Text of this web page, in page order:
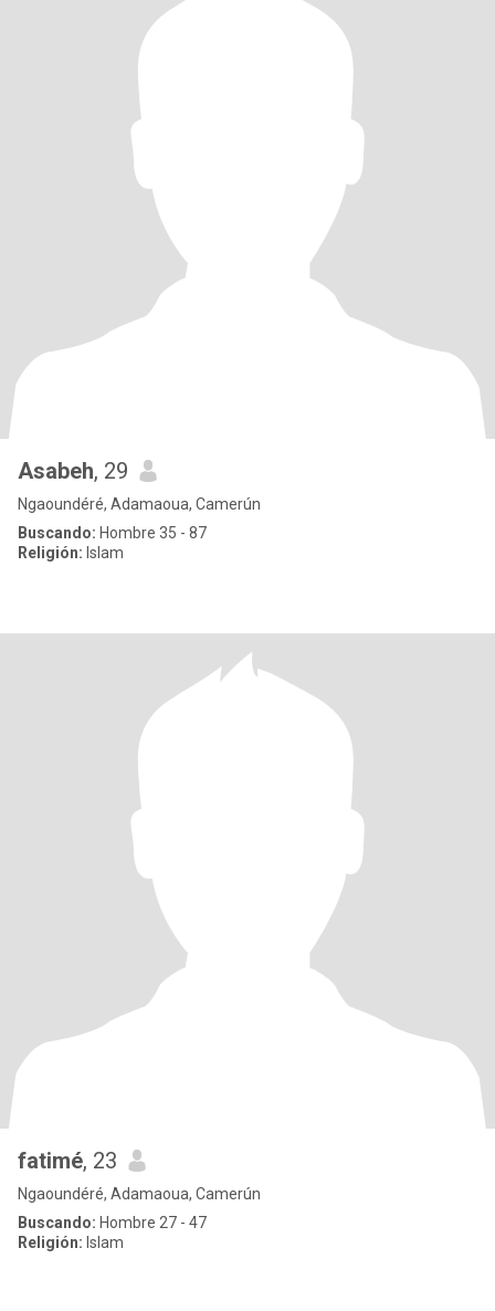
Asabeh, 29
Ngaoundéré, Adamaoua, Camerún
Buscando: Hombre 35 - 87
Religión: Islam
fatimé, 23
Ngaoundéré, Adamaoua, Camerún
Buscando: Hombre 27 - 47
Religión: Islam